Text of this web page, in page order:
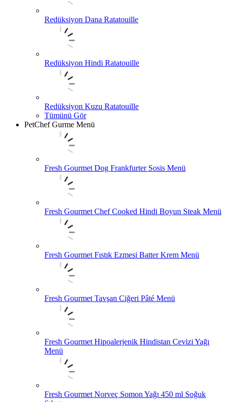
Redüksiyon Dana Ratatouille
Redüksiyon Hindi Ratatouille
Redüksiyon Kuzu Ratatouille
Tümünü Gör
PetChef Gurme Menü
Fresh Gourmet Dog Frankfurter Sosis Menü
Fresh Gourmet Chef Cooked Hindi Boyun Steak Menü
Fresh Gourmet Fıstık Ezmesi Batter Krem Menü
Fresh Gourmet Tavşan Ciğeri Pâté Menü
Fresh Gourmet Hipoalerjenik Hindistan Cevizi Yağı
Menü
Fresh Gourmet Norveç Somon Yağı 450 ml Soğuk